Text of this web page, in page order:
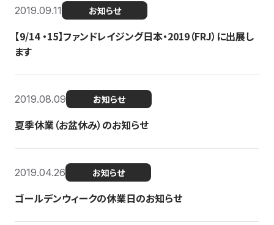
2019.09.11 お知らせ
【9/14 ・15】ファンドレイジング日本・2019（FRJ）に出展し
ます
2019.08.09 お知らせ
夏季休業（お盆休み）のお知らせ
2019.04.26 お知らせ
ゴールデンウィークの休業日のお知らせ